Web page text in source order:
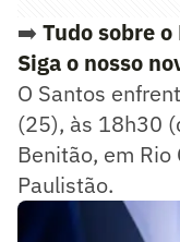
➡️ Tudo sobre
Siga o nosso
O Santos
(25), às 18h30
Benitão, em Rio
Paulistão.